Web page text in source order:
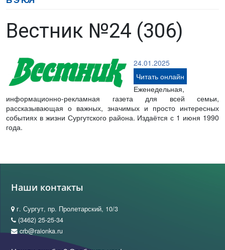
Вестник №24 (306)
24.01.2025
Читать онлайн
Еженедельная,
информационно-рекламная газета для всей семьи,
рассказывающая о важных, значимых и просто интересных
событиях в жизни Сургутского района. Издаётся с 1 июня 1990
года.
Наши контакты
г. Сургут, пр. Пролетарский, 10/3
(3462) 25-25-34
crb@raionka.ru